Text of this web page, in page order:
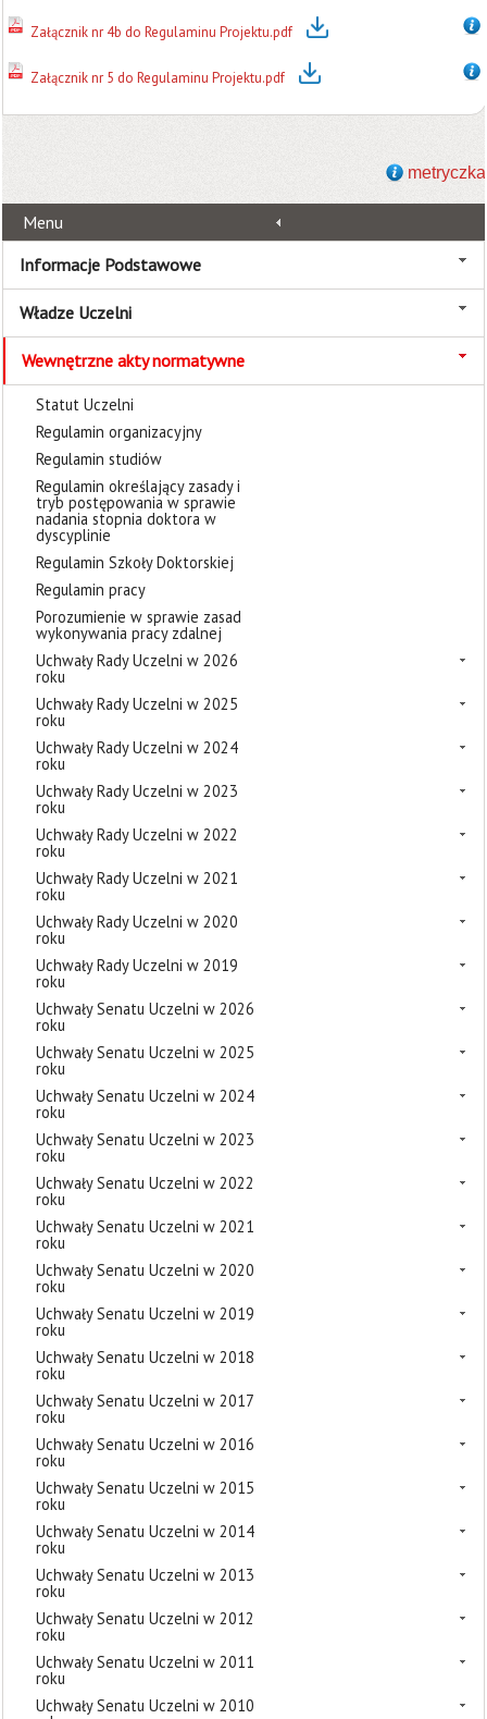
Załącznik nr 4b do Regulaminu Projektu.pdf
Załącznik nr 5 do Regulaminu Projektu.pdf
metryczka
Menu
Informacje Podstawowe
Władze Uczelni
Wewnętrzne akty normatywne
Statut Uczelni
Regulamin organizacyjny
Regulamin studiów
Regulamin określający zasady i
tryb postępowania w sprawie
nadania stopnia doktora w
dyscyplinie
Regulamin Szkoły Doktorskiej
Regulamin pracy
Porozumienie w sprawie zasad
wykonywania pracy zdalnej
Uchwały Rady Uczelni w 2026
roku
Uchwały Rady Uczelni w 2025
roku
Uchwały Rady Uczelni w 2024
roku
Uchwały Rady Uczelni w 2023
roku
Uchwały Rady Uczelni w 2022
roku
Uchwały Rady Uczelni w 2021
roku
Uchwały Rady Uczelni w 2020
roku
Uchwały Rady Uczelni w 2019
roku
Uchwały Senatu Uczelni w 2026
roku
Uchwały Senatu Uczelni w 2025
roku
Uchwały Senatu Uczelni w 2024
roku
Uchwały Senatu Uczelni w 2023
roku
Uchwały Senatu Uczelni w 2022
roku
Uchwały Senatu Uczelni w 2021
roku
Uchwały Senatu Uczelni w 2020
roku
Uchwały Senatu Uczelni w 2019
roku
Uchwały Senatu Uczelni w 2018
roku
Uchwały Senatu Uczelni w 2017
roku
Uchwały Senatu Uczelni w 2016
roku
Uchwały Senatu Uczelni w 2015
roku
Uchwały Senatu Uczelni w 2014
roku
Uchwały Senatu Uczelni w 2013
roku
Uchwały Senatu Uczelni w 2012
roku
Uchwały Senatu Uczelni w 2011
roku
Uchwały Senatu Uczelni w 2010